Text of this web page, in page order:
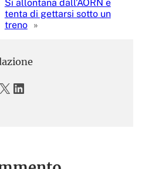
Si allontana dall’AORN e
tenta di gettarsi sotto un
treno »
X LinkedIn